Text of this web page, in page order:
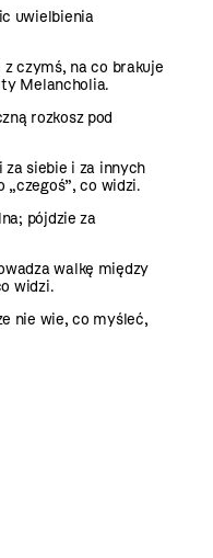
uwielbienia
czymś, na co brakuje
Melancholia.
rozkosz pod
siebie i za innych
co widzi.
pójdzie za
walkę między
widzi.
nie wie, co myśleć,